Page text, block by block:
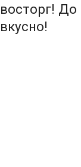
восторг! До
вкусно!